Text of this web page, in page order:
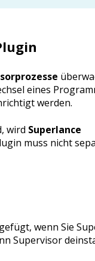
eines
werden.
wird Superlance
muss nicht
wenn Sie
Supervisor